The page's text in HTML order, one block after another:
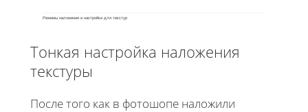
Режимы наложения и настройки для текстур
Тонкая настройка наложения
текстуры
После того как в фотошопе наложили